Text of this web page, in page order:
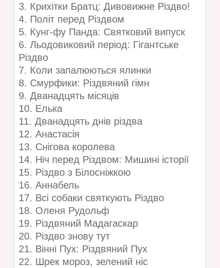
3. Крихітки Братц: Дивовижне Різдво!
4. Політ перед Різдвом
5. Кунг-фу Панда: Святковий випуск
6. Льодовиковий період: Гігантське
Різдво
7. Коли запалюються ялинки
8. Смурфики: Різдвяний гімн
9. Дванадцять місяців
10. Елька
11. Дванадцять днів різдва
12. Анастасія
13. Снігова королева
14. Ніч перед Різдвом: Мишині історії
15. Різдво з Білосніжкою
16. Аннабель
17. Всі собаки святкують Різдво
18. Оленя Рудольф
19. Різдвяний Мадагаскар
20. Різдво знову тут
21. Вінні Пух: Різдвяний Пух
22. Шрек мороз, зелений ніс